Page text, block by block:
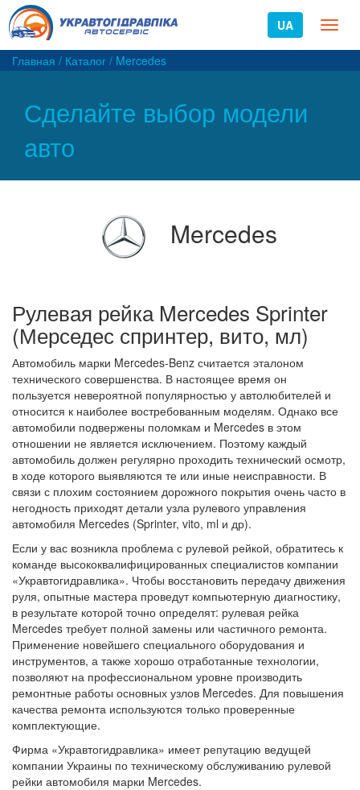
UA
Главная / Каталог / Mercedes
Сделайте выбор модели
авто
Mercedes
Рулевая рейка Mercedes Sprinter
(Мерседес спринтер, вито, мл)
Автомобиль марки Mercedes-Benz считается эталоном
технического совершенства. В настоящее время он
пользуется невероятной популярностью у автолюбителей и
относится к наиболее востребованным моделям. Однако все
автомобили подвержены поломкам и Mercedes в этом
отношении не является исключением. Поэтому каждый
автомобиль должен регулярно проходить технический осмотр,
в ходе которого выявляются те или иные неисправности. В
связи с плохим состоянием дорожного покрытия очень часто в
негодность приходят детали узла рулевого управления
автомобиля Mercedes (Sprinter, vito, ml и др).
Если у вас возникла проблема с рулевой рейкой, обратитесь к
команде высококвалифицированных специалистов компании
«Укравтогидравлика». Чтобы восстановить передачу движения
руля, опытные мастера проведут компьютерную диагностику,
в результате которой точно определят: рулевая рейка
Mercedes требует полной замены или частичного ремонта.
Применение новейшего специального оборудования и
инструментов, а также хорошо отработанные технологии,
позволяют на профессиональном уровне производить
ремонтные работы основных узлов Mercedes. Для повышения
качества ремонта используются только проверенные
комплектующие.
Фирма «Укравтогидравлика» имеет репутацию ведущей
компании Украины по техническому обслуживанию рулевой
рейки автомобиля марки Mercedes.